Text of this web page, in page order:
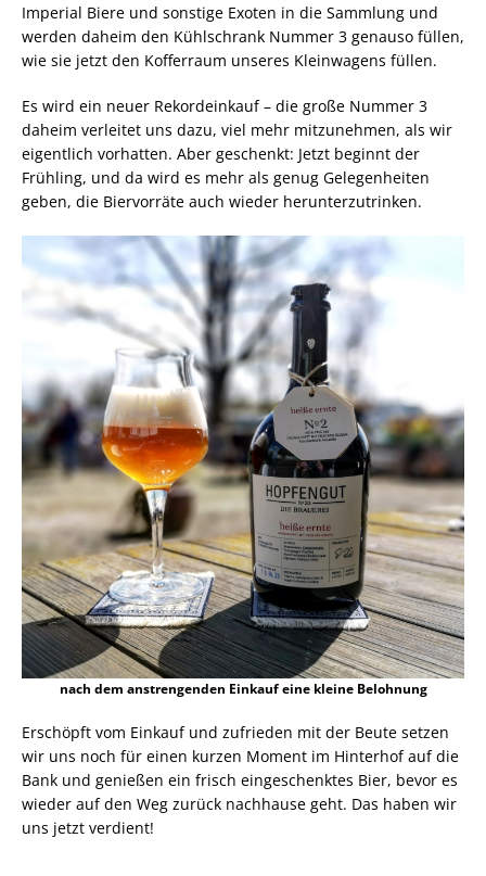
Imperial Biere und sonstige Exoten in die Sammlung und
werden daheim den Kühlschrank Nummer 3 genauso füllen,
wie sie jetzt den Kofferraum unseres Kleinwagens füllen.
Es wird ein neuer Rekordeinkauf – die große Nummer 3
daheim verleitet uns dazu, viel mehr mitzunehmen, als wir
eigentlich vorhatten. Aber geschenkt: Jetzt beginnt der
Frühling, und da wird es mehr als genug Gelegenheiten
geben, die Biervorräte auch wieder herunterzutrinken.
nach dem anstrengenden Einkauf eine kleine Belohnung
Erschöpft vom Einkauf und zufrieden mit der Beute setzen
wir uns noch für einen kurzen Moment im Hinterhof auf die
Bank und genießen ein frisch eingeschenktes Bier, bevor es
wieder auf den Weg zurück nachhause geht. Das haben wir
uns jetzt verdient!